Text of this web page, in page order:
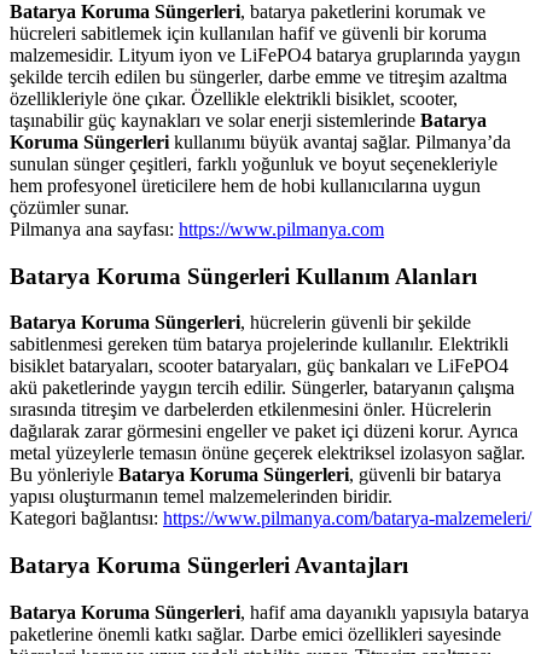
Batarya Koruma Süngerleri, batarya paketlerini korumak ve
hücreleri sabitlemek için kullanılan hafif ve güvenli bir koruma
malzemesidir. Lityum iyon ve LiFePO4 batarya gruplarında yaygın
şekilde tercih edilen bu süngerler, darbe emme ve titreşim azaltma
özellikleriyle öne çıkar. Özellikle elektrikli bisiklet, scooter,
taşınabilir güç kaynakları ve solar enerji sistemlerinde Batarya
Koruma Süngerleri kullanımı büyük avantaj sağlar. Pilmanya’da
sunulan sünger çeşitleri, farklı yoğunluk ve boyut seçenekleriyle
hem profesyonel üreticilere hem de hobi kullanıcılarına uygun
çözümler sunar.
Pilmanya ana sayfası: https://www.pilmanya.com
Batarya Koruma Süngerleri Kullanım Alanları
Batarya Koruma Süngerleri, hücrelerin güvenli bir şekilde
sabitlenmesi gereken tüm batarya projelerinde kullanılır. Elektrikli
bisiklet bataryaları, scooter bataryaları, güç bankaları ve LiFePO4
akü paketlerinde yaygın tercih edilir. Süngerler, bataryanın çalışma
sırasında titreşim ve darbelerden etkilenmesini önler. Hücrelerin
dağılarak zarar görmesini engeller ve paket içi düzeni korur. Ayrıca
metal yüzeylerle temasın önüne geçerek elektriksel izolasyon sağlar.
Bu yönleriyle Batarya Koruma Süngerleri, güvenli bir batarya
yapısı oluşturmanın temel malzemelerinden biridir.
Kategori bağlantısı: https://www.pilmanya.com/batarya-malzemeleri/
Batarya Koruma Süngerleri Avantajları
Batarya Koruma Süngerleri, hafif ama dayanıklı yapısıyla batarya
paketlerine önemli katkı sağlar. Darbe emici özellikleri sayesinde